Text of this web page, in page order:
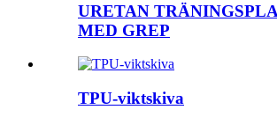
URETAN
MED GREP
TPU-viktskiva